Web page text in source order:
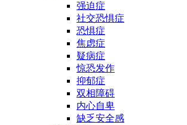
强迫症
社交恐惧症
恐惧症
焦虑症
疑病症
惊恐发作
抑郁症
双相障碍
内心自卑
缺乏安全感